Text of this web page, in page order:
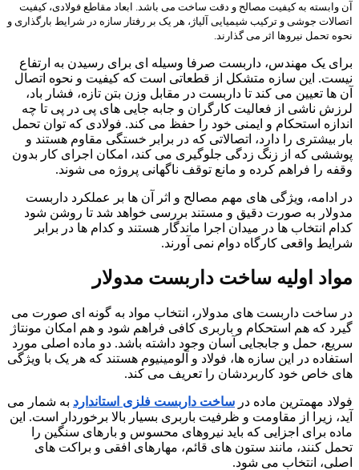
آن وابسته به کیفیت مصالح و دقت ساخت می باشد. ابعاد مقاطع فولادی، کیفیت
اتصالات جوشی و ترکیب شیمیایی آلیاژ، هر یک بر رفتار سازه در شرایط بارگذاری و
نحوه تحمل نیروها اثر می گذارند.
برای یک مهندس، داربست صرفا وسیله ای برای رسیدن به ارتفاع
نیست. این سازه متشکل از قطعاتی است که کیفیت و نحوه اتصال
آن ها تعیین می کند تا داربست در مقابل وزن بتن تازه، فشار باد،
لرزش ناشی از فعالیت کارگران و جابه جایی های پی در پی تا چه
اندازه استحکام و ایمنی خود را حفظ می کند. فولادی که توان تحمل
بار بیشتری را دارد، اتصالاتی که در برابر خستگی مقاوم هستند و
پوششی که از زنگ زدگی جلوگیری می کند، امکان اجرای کار بدون
وقفه را فراهم کرده و مانع توقف ناگهانی پروژه می شوند.
در ادامه، ویژگی های مهم مصالح و اثر آن ها بر عملکرد داربست
مدولار به صورت دقیق و مستند بررسی خواهد شد تا روشن شود
کدام انتخاب ها در میدان اجرا ماندگار هستند و کدام ها در برابر
شرایط واقعی کارگاه دوام نمی آورند.
مواد اولیه ساخت داربست مدولار
در ساخت داربست های مدولار، انتخاب مواد به گونه ای صورت می
گیرد که هم استحکام و باربری کافی فراهم شود و هم امکان مونتاژ
سریع، حمل و جابجایی آسان وجود داشته باشد. دو ماده اصلی مورد
استفاده در این سازه ها، فولاد و آلومینیوم هستند که هر یک با ویژگی
های خاص خود کاربردشان را تعریف می کند.
فولاد مهمترین ماده در ساخت داربست فلزی استاندارد به شمار می
آید، زیرا از مقاومت و ظرفیت باربری بسیار بالا برخوردار است. این
ماده برای اجزایی که باید نیروهای محسوس و بارهای سنگین را
تحمل کنند، مانند ستون های قائم، مهارهای افقی و براکت های
اصلی، انتخاب می شود.